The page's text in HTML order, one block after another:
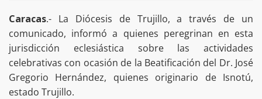
Caracas.- La Diócesis de Trujillo, a través de un
comunicado, informó a quienes peregrinan en esta
jurisdicción eclesiástica sobre las actividades
celebrativas con ocasión de la Beatificación del Dr. José
Gregorio Hernández, quienes originario de Isnotú,
estado Trujillo.